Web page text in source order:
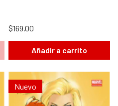
$169.00
Añadir a carrito
Nuevo